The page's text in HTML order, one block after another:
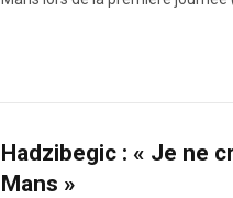
Hadzibegic : « Je ne
Mans »